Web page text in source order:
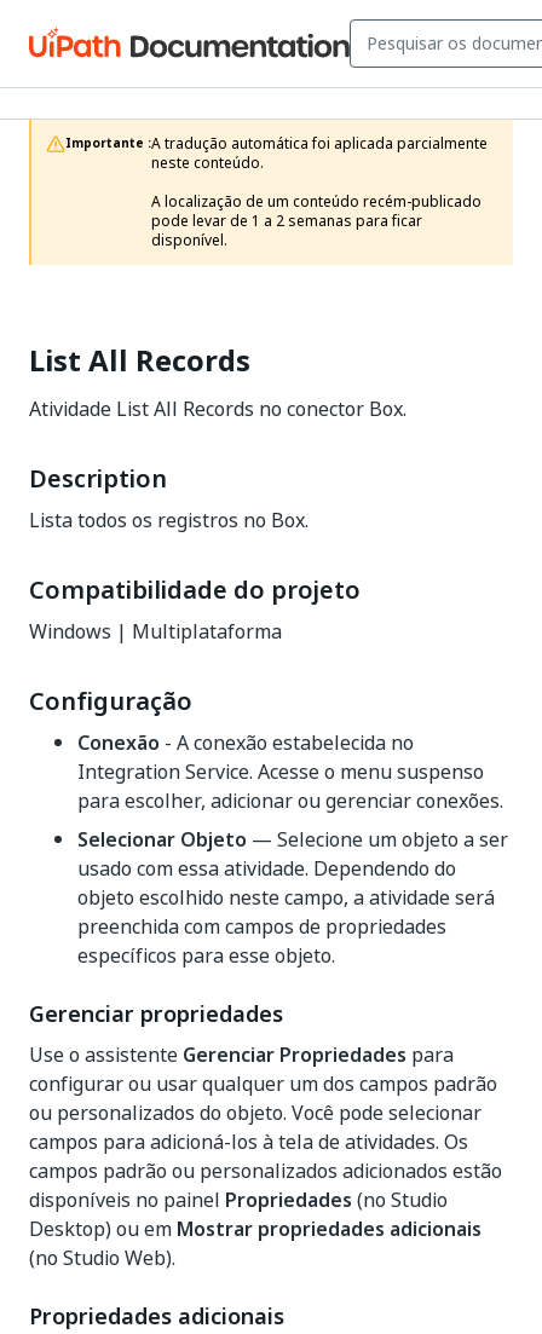
Importante :A tradução automática foi aplicada parcialmente
neste conteúdo.
A localização de um conteúdo recém-publicado
pode levar de 1 a 2 semanas para ficar
disponível.
List All Records
Atividade List All Records no conector Box.
Description
Lista todos os registros no Box.
Compatibilidade do projeto
Windows | Multiplataforma
Configuração
Conexão - A conexão estabelecida no
Integration Service. Acesse o menu suspenso
para escolher, adicionar ou gerenciar conexões.
Selecionar Objeto — Selecione um objeto a ser
usado com essa atividade. Dependendo do
objeto escolhido neste campo, a atividade será
preenchida com campos de propriedades
específicos para esse objeto.
Gerenciar propriedades
Use o assistente Gerenciar Propriedades para
configurar ou usar qualquer um dos campos padrão
ou personalizados do objeto. Você pode selecionar
campos para adicioná-los à tela de atividades. Os
campos padrão ou personalizados adicionados estão
disponíveis no painel Propriedades (no Studio
Desktop) ou em Mostrar propriedades adicionais
(no Studio Web).
Propriedades adicionais